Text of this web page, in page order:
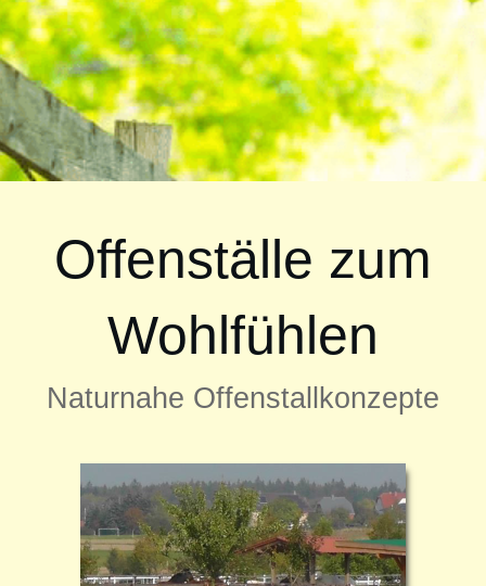
Offenställe zum
Wohlfühlen
Naturnahe Offenstallkonzepte